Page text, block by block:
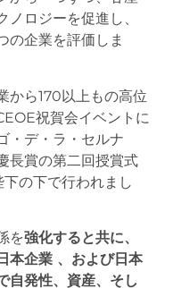
ロジーを促進し、
の企業を評価しま
から170以上もの高位
祝賀会イベントに
・デ・ラ・セルナ
長賞の第二回授賞式
の下で行われまし
を強化すると共に、
本企業 、および日本
自発性、資産、そし